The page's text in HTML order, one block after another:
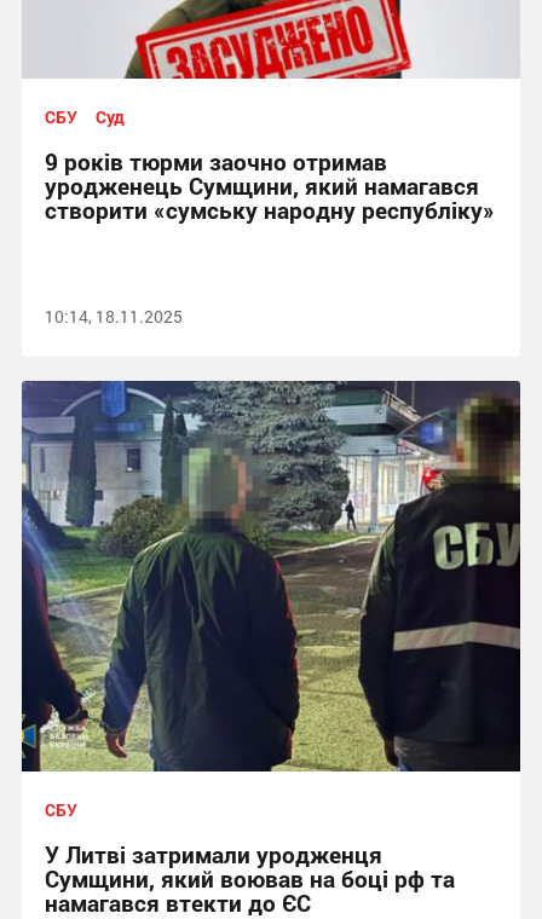
СБУ Суд
9 років тюрми заочно отримав
уродженець Сумщини, який намагався
створити «сумську народну республіку»
10:14, 18.11.2025
СБУ
У Литві затримали уродженця
Сумщини, який воював на боці рф та
намагався втекти до ЄС